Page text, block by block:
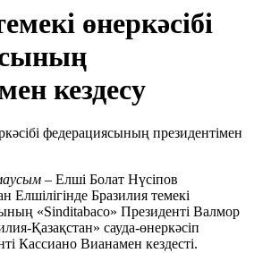
өнеркәсібі
кездесу
– Елші Болат Нүсіпов
Елшілігінде Бразилия темекі
«Sinditabaco» Президенті Валмор
Қазақстан» сауда-өнеркәсіп
Кассиано Вианамен кездесті.